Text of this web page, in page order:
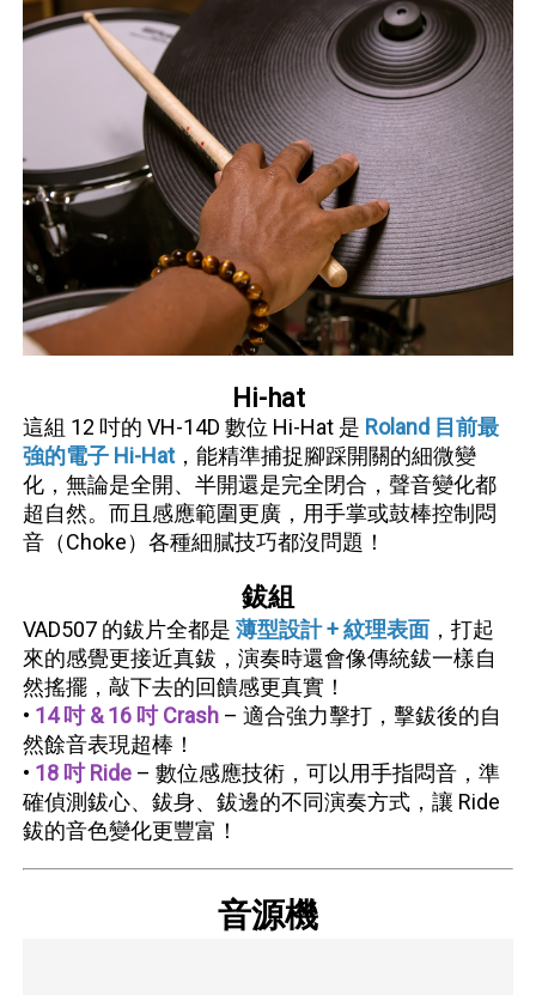
Hi-hat
這組 12 吋的 VH-14D 數位 Hi-Hat 是 Roland 目前最
強的電子 Hi-Hat，能精準捕捉腳踩開關的細微變
化，無論是全開、半開還是完全閉合，聲音變化都
超自然。而且感應範圍更廣，用手掌或鼓棒控制悶
音（Choke）各種細膩技巧都沒問題！
鈸組
VAD507 的鈸片全都是薄型設計 + 紋理表面 ，打起
來的感覺更接近真鈸，演奏時還會像傳統鈸一樣自
然搖擺，敲下去的回饋感更真實！
• 14 吋 & 16 吋 Crash – 適合強力擊打，擊鈸後的自
然餘音表現超棒！
• 18 吋 Ride – 數位感應技術，可以用手指悶音，準
確偵測鈸心、鈸身、鈸邊的不同演奏方式，讓 Ride
鈸的音色變化更豐富！
音源機